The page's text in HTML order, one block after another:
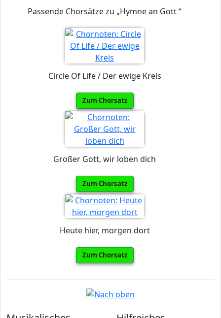
Passende Chorsätze zu „Hymne an Gott “
Circle Of Life / Der ewige Kreis
Zum Chorsatz
Großer Gott, wir loben dich
Zum Chorsatz
Heute hier, morgen dort
Zum Chorsatz